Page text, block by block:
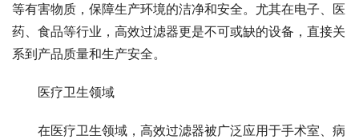
等有害物质，保障生产环境的洁净和安全。尤其在电子、医
药、食品等行业，高效过滤器更是不可或缺的设备，直接关
系到产品质量和生产安全。
医疗卫生领域
在医疗卫生领域，高效过滤器被广泛应用于手术室、病